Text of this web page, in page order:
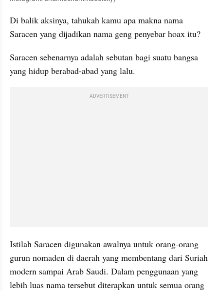
Di balik aksinya, tahukah kamu apa makna nama
Saracen yang dijadikan nama geng penyebar hoax itu?
Saracen sebenarnya adalah sebutan bagi suatu bangsa
yang hidup berabad-abad yang lalu.
ADVERTISEMENT
Istilah Saracen digunakan awalnya untuk orang-orang
gurun nomaden di daerah yang membentang dari Suriah
modern sampai Arab Saudi. Dalam penggunaan yang
lebih luas nama tersebut diterapkan untuk semua orang